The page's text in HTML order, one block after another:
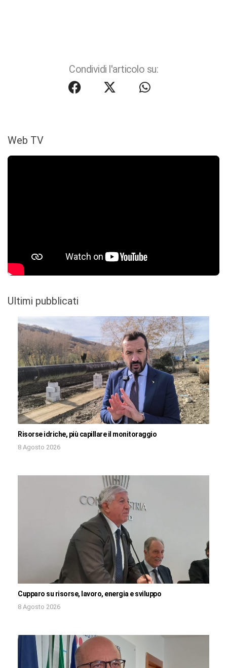
Condividi l'articolo su:
Web TV
Ultimi pubblicati
Risorse idriche, più capillare il monitoraggio
8 Agosto 2026
Cupparo su risorse, lavoro, energia e sviluppo
8 Agosto 2026